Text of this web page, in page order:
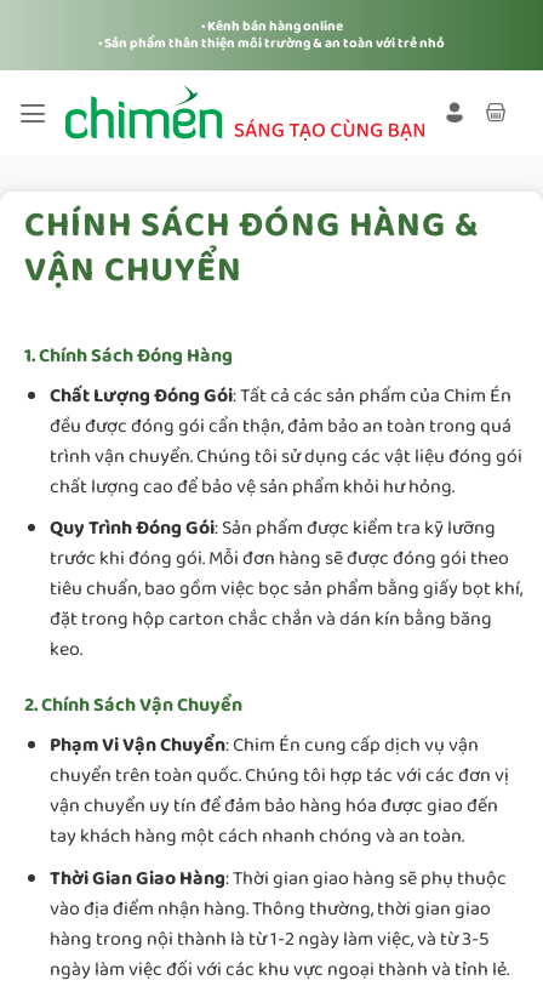
nội
dung
• Kênh bán hàng online
• Sản phẩm thân thiện môi trường & an toàn với trẻ nhỏ
CHÍNH SÁCH ĐÓNG HÀNG &
VẬN CHUYỂN
1. Chính Sách Đóng Hàng
Chất Lượng Đóng Gói: Tất cả các sản phẩm của Chim Én
đều được đóng gói cẩn thận, đảm bảo an toàn trong quá
trình vận chuyển. Chúng tôi sử dụng các vật liệu đóng gói
chất lượng cao để bảo vệ sản phẩm khỏi hư hỏng.
Quy Trình Đóng Gói: Sản phẩm được kiểm tra kỹ lưỡng
trước khi đóng gói. Mỗi đơn hàng sẽ được đóng gói theo
tiêu chuẩn, bao gồm việc bọc sản phẩm bằng giấy bọt khí,
đặt trong hộp carton chắc chắn và dán kín bằng băng
keo.
2. Chính Sách Vận Chuyển
Phạm Vi Vận Chuyển: Chim Én cung cấp dịch vụ vận
chuyển trên toàn quốc. Chúng tôi hợp tác với các đơn vị
vận chuyển uy tín để đảm bảo hàng hóa được giao đến
tay khách hàng một cách nhanh chóng và an toàn.
Thời Gian Giao Hàng: Thời gian giao hàng sẽ phụ thuộc
vào địa điểm nhận hàng. Thông thường, thời gian giao
hàng trong nội thành là từ 1-2 ngày làm việc, và từ 3-5
ngày làm việc đối với các khu vực ngoại thành và tỉnh lẻ.